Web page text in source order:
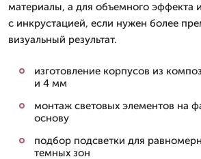
материалы, а для объемного эффекта
с инкрустацией, если нужен более
визуальный результат.
изготовление корпусов из
и 4 мм
монтаж световых элементов на
основу
подбор подсветки для
темных зон